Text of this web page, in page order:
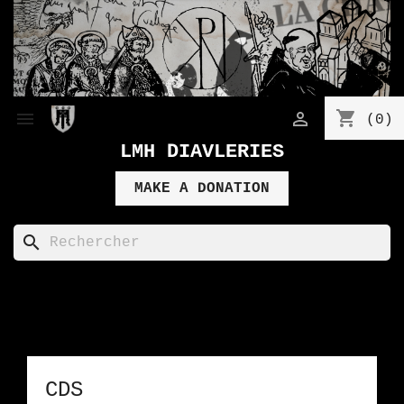
 shopping_cart (0)

LMH DIAVLERIES
MAKE A DONATION
search
CDS